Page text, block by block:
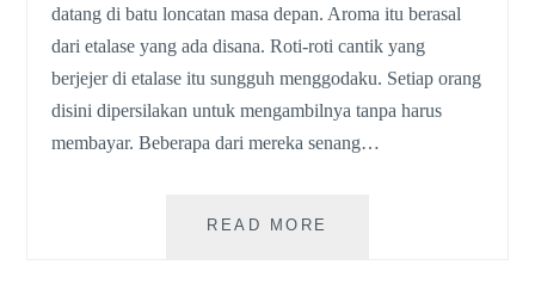
datang di batu loncatan masa depan. Aroma itu berasal
dari etalase yang ada disana. Roti-roti cantik yang
berjejer di etalase itu sungguh menggodaku. Setiap orang
disini dipersilakan untuk mengambilnya tanpa harus
membayar. Beberapa dari mereka senang…
READ MORE